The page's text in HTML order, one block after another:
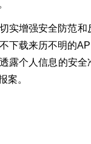
实增强安全防范
下载来历不明的
露个人信息的安
案。